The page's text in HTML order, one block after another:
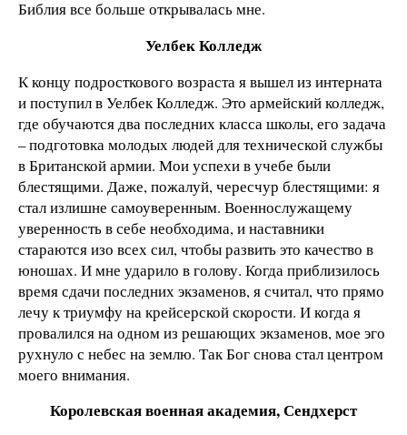
Библия все больше открывалась мне.
Уелбек Колледж
К концу подросткового возраста я вышел из интерната
и поступил в Уелбек Колледж. Это армейский колледж,
где обучаются два последних класса школы, его задача
– подготовка молодых людей для технической службы
в Британской армии. Мои успехи в учебе были
блестящими. Даже, пожалуй, чересчур блестящими: я
стал излишне самоуверенным. Военнослужащему
уверенность в себе необходима, и наставники
стараются изо всех сил, чтобы развить это качество в
юношах. И мне ударило в голову. Когда приблизилось
время сдачи последних экзаменов, я считал, что прямо
лечу к триумфу на крейсерской скорости. И когда я
провалился на одном из решающих экзаменов, мое эго
рухнуло с небес на землю. Так Бог снова стал центром
моего внимания.
Королевская военная академия, Сендхерст